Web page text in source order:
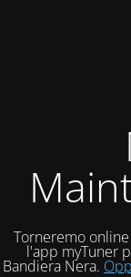
Torneremo
l'app myTuner
Bandiera Nera.